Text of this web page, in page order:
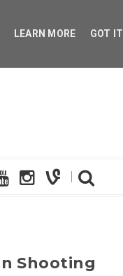
Shooting
LEARN MORE GOT IT